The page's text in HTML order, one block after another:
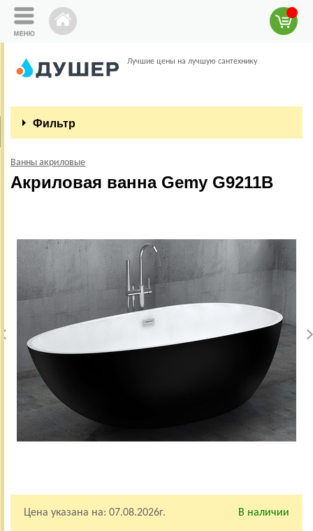
Лучшие цены на лучшую сантехнику
Фильтр
Ванны акриловые
Акриловая ванна Gemy G9211B
Цена указана на: 07.08.2026г. В наличии